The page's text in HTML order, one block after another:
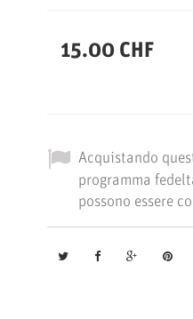
15.00 CHF
Acquistando
programma
possono essere